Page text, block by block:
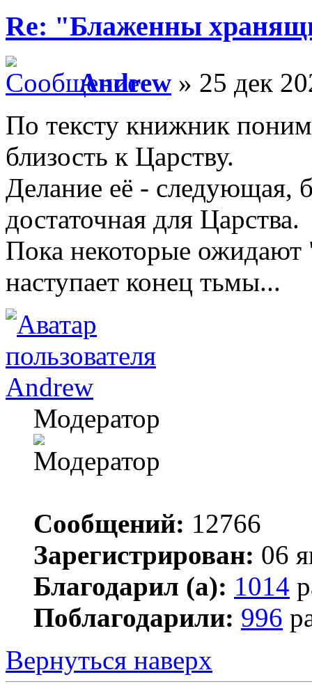
Re: "Блаженны
Andrew » 25 дек
По тексту книжник
близость к Царству.
Делание её - следующая,
достаточная для Царства.
Пока некоторые ожидают
наступает конец тьмы...
Andrew
Модератор
Сообщений: 12766
Зарегистрирован: 06
Благодарил (а): 1014
Поблагодарили: 996
Вернуться наверх